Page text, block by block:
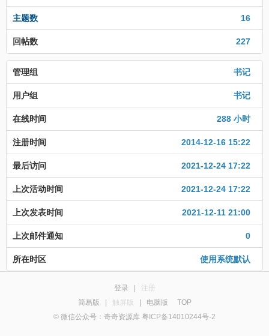
16
主题数
227
回帖数
书记
管理组
书记
用户组
288 小时
在线时间
2014-12-16 15:22
注册时间
2021-12-24 17:22
最后访问
2021-12-24 17:22
上次活动时间
2021-12-11 21:00
上次发表时间
0
上次邮件通知
使用系统默认
所在时区
登录
注册
简易版
触屏版 电脑版
TOP
© 微信公众号：奇奇资源库 粤ICP备14010244号-2